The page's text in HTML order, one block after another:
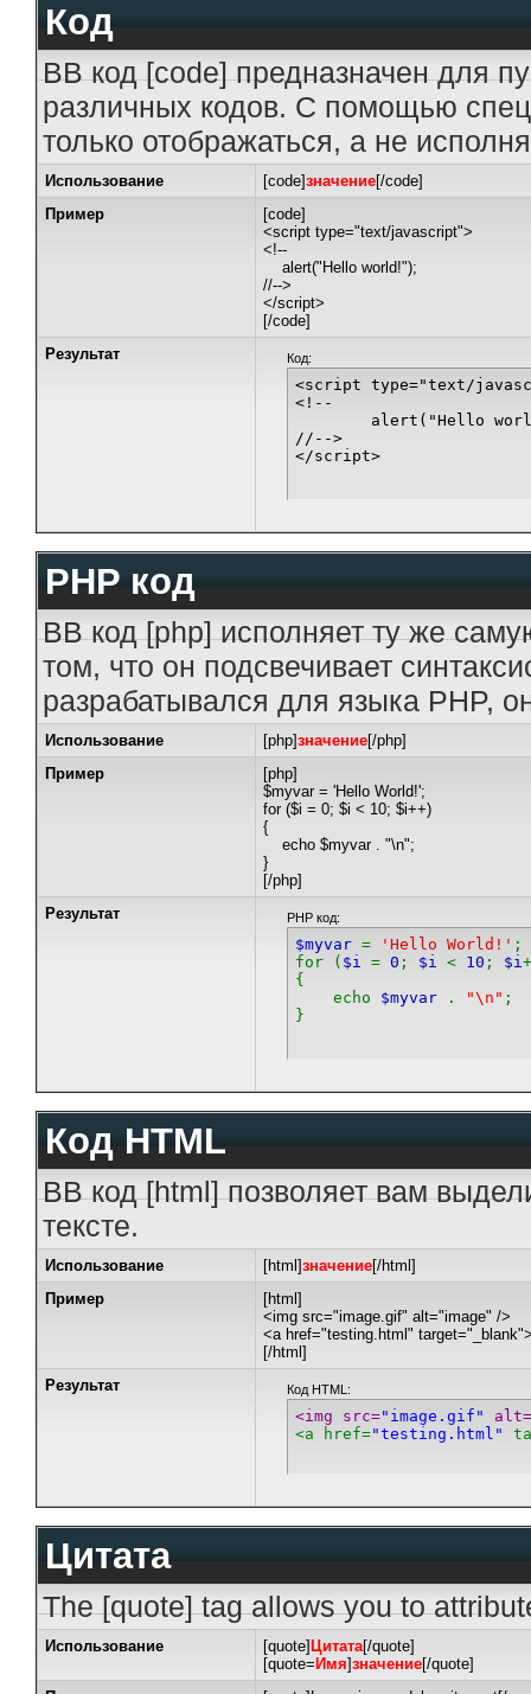
Код
BB код [code] предназначен для
различных кодов. С помощью
только отображаться, а не
Использование [code]значение[/code]
Пример
[code]
<script type="text/javascript">
<!--
alert("Hello world!");
//-->
</script>
[/code]
Результат
Код:
<script type="text/
<!--
//-->
</script>
PHP код
BB код [php] исполняет ту же
том, что он подсвечивает
разрабатывался для языка PHP,
Использование [php]значение[/php]
Пример
[php]
$myvar = 'Hello World!';
for ($i = 0; $i < 10; $i++)
{
echo $myvar . "\n";
}
[/php]
Результат
PHP код:
$myvar = 'Hello World!' ;
for ( $i = 0 ; $i < 10 ; $i
{
echo $myvar . "\n" ;
}
Код HTML
BB код [html] позволяет вам
тексте.
Использование [html]значение[/html]
Пример
[html]
<img src="image.gif" alt="image" />
<a href="testing.html"
[/html]
Результат
Код HTML:
<img src="image.gif"
alt=
<a href="testing.html"
Цитата
The [quote] tag allows you to
Использование [quote] Цитата[/quote]
[quote= Имя]значение[/quote]